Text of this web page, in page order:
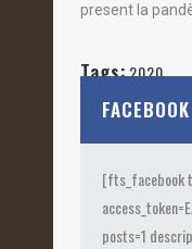
present la
Tags:2020
FACEBOOK
[fts_facebook
posts=1